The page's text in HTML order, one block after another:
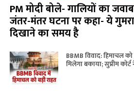
PM मोदी बोले- गालियों का
जंतर-मंतर घटना पर कहा- ये
दिखाने का समय है
BBMB विवाद: हिमाचल
मिलेगा बकाया; सुप्रीम